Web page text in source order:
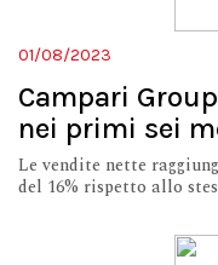
01/08/2023
Campari
nei primi sei
Le vendite nette
del 16% rispetto allo